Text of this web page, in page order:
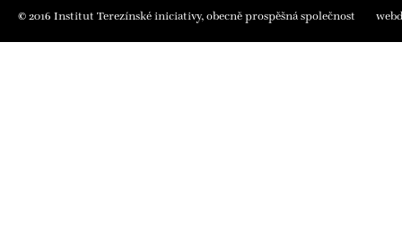
©2016 Institut Terezínské iniciativy, obecně prospěšná společnost